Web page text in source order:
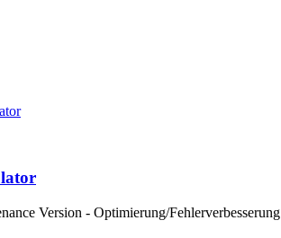
Version - Optimierung/Fehlerverbesserung